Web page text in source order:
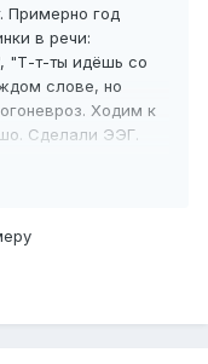
Примерно год
в речи:
"Т-т-ты идёшь со
слове, но
Ходим к
Сделали ЭЭГ.